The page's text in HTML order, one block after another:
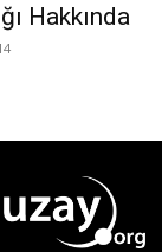
Hakkında